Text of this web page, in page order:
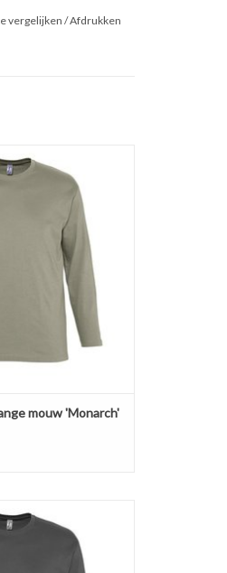
vergelijken /Afdrukken
van Sol's.Verkrijgbaar in
maten S t/m 5XL!
heavy jersey half gekamd
(150 gr. p/m)
en schoudernaden.
rib halsboord.
WINKELWAGEN
mouw 'Monarch'
grijs met lange
'Monarch' van Sol's.V
in de maten S t/m